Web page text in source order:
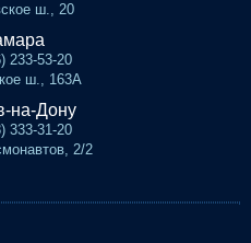
ш., 20
233-53-20
ш., 163А
на-Дону
333-31-20
2/2